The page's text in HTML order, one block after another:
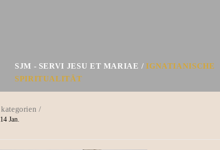
SJM - SERVI JESU ET MARIAE
IGNATIANISCHE
SPIRITUALITÄT
14 Jan.